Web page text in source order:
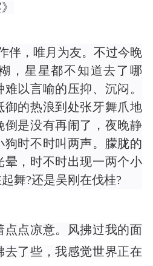
伴，唯月为友。不过今晚
，星星都不知道去了哪
以言喻的压抑、沉闷。
御的热浪到处张牙舞爪地
倒是没有再闹了，夜晚静
时不时叫两声。朦胧的
晕，时不时出现一两个小
舞?还是吴刚在伐桂?
点点凉意。风拂过我的面
去了些，我感觉世界正在